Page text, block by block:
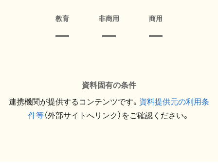
教育 非商用 商用
資料固有の条件
連携機関が提供するコンテンツです。 資料提供元の利用条
件等（外部サイトへリンク）をご確認ください。